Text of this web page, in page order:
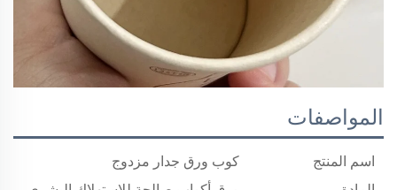
المواصفات
اسم المنتج
كوب ورق جدار مزدوج